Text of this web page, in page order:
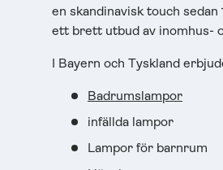
en skandinavisk touch
ett brett utbud av inomhus-
I Bayern och Tyskland
Badrumslampor
infällda lampor
Lampor för barnrum